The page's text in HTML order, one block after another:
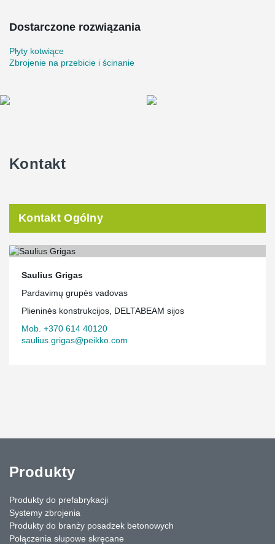
Dostarczone rozwiązania
Płyty kotwiące
Zbrojenie na przebicie i ścinanie
Kontakt
Kontakt Ogólny
Saulius Grigas
Pardavimų grupės vadovas
Plieninės konstrukcijos, DELTABEAM sijos
Mob. +370 614 40120
saulius.grigas@peikko.com
Produkty
Produkty do prefabrykacji
Systemy zbrojenia
Produkty do branży posadzek betonowych
Połączenia słupowe skręcane